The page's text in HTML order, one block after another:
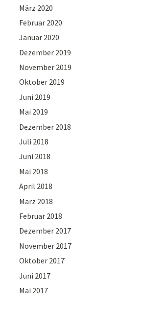
März 2020
Februar 2020
Januar 2020
Dezember 2019
November 2019
Oktober 2019
Juni 2019
Mai 2019
Dezember 2018
Juli 2018
Juni 2018
Mai 2018
April 2018
März 2018
Februar 2018
Dezember 2017
November 2017
Oktober 2017
Juni 2017
Mai 2017